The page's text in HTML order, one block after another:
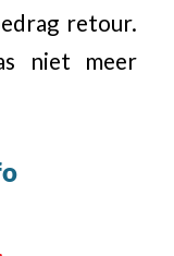
retour.
niet meer